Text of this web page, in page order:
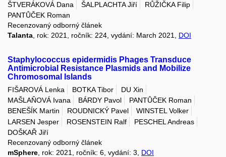
ŠTVERÁKOVÁ Dana
ŠALPLACHTA Jiří
RŮŽIČKA Filip
PANTŮČEK Roman
Recenzovaný odborný článek
Talanta, rok: 2021, ročník: 224, vydání: March 2021, DOI
Staphylococcus epidermidis Phages Transduce
Antimicrobial Resistance Plasmids and Mobilize
Chromosomal Islands
FIŠAROVÁ Lenka BOTKA Tibor
DU Xin
MAŠLAŇOVÁ Ivana
BÁRDY Pavol
PANTŮČEK Roman
BENEŠÍK Martin
ROUDNICKÝ Pavel
WINSTEL Volker
LARSEN Jesper
ROSENSTEIN Ralf
PESCHEL Andreas
DOŠKAŘ Jiří
Recenzovaný odborný článek
mSphere , rok: 2021, ročník: 6, vydání: 3, DOI